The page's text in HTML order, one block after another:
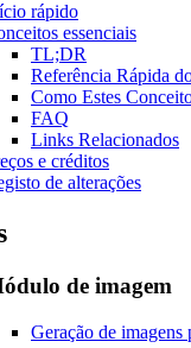
rápido
essenciais
TL;DR
Referência Rápida
Como Estes
FAQ
Links Relacionados
e créditos
de alterações
de imagem
Geração de imagens